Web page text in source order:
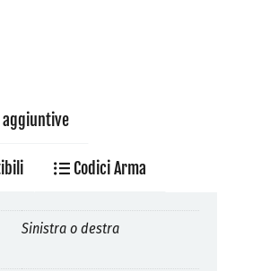
aggiuntive
Codici Arma
Sinistra o destra